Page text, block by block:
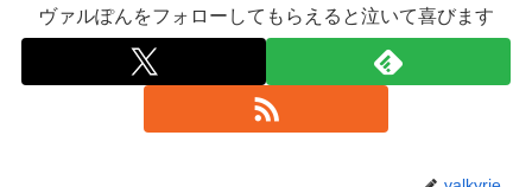
ヴァルぽんをフォローしてもらえると泣いて喜びます